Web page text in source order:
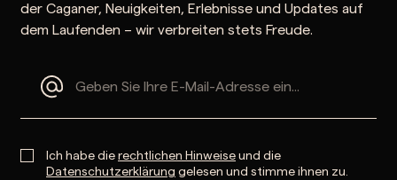
der Caganer, Neuigkeiten, Erlebnisse und Updates auf
dem Laufenden – wir verbreiten stets Freude.
Ich habe dierechtlichen Hinweiseund die
Datenschutzerklärung gelesen und stimme ihnen zu.